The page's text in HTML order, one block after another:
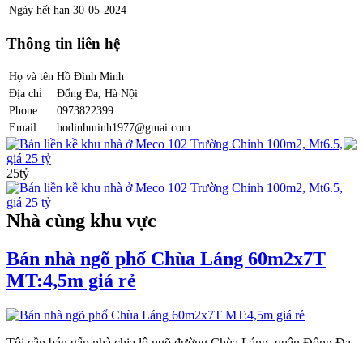
Ngày hết hạn 30-05-2024
Thông tin liên hệ
Họ và tên Hồ Đình Minh
Địa chỉ
Đống Đa, Hà Nội
Phone
0973822399
Email
hodinhminh1977@gmai.com
Bán liền kề khu nhà ở Meco 102 Trường Chinh 100m2, Mt6.5,
giá 25 tỷ
25tỷ
Nhà cùng khu vực
Bán nhà ngõ phố Chùa Láng 60m2x7T
MT:4,5m giá rẻ